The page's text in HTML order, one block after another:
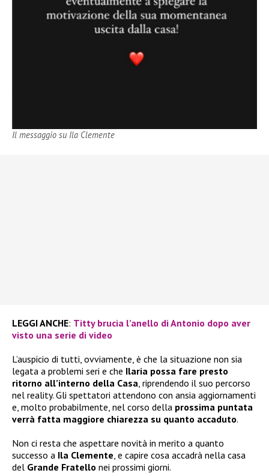
Il messaggio su Ila Clemente
LEGGI ANCHE: Titty brucia l’anello di Antonio dopo aver
visto una serie di video
L’auspicio di tutti, ovviamente, è che la situazione non sia
legata a problemi seri e che Ilaria possa fare presto
ritorno all’interno della Casa , riprendendo il suo percorso
nel reality. Gli spettatori attendono con ansia aggiornamenti
e, molto probabilmente, nel corso della prossima puntata
verrà fatta maggiore chiarezza su quanto accaduto.
Non ci resta che aspettare novità in merito a quanto
successo a Ila Clemente , e capire cosa accadrà nella casa
del Grande Fratello nei prossimi giorni.